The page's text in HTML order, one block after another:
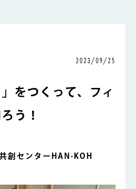
2023/09/25
」をつくって、フィ
う！
創センターHAN-KOH